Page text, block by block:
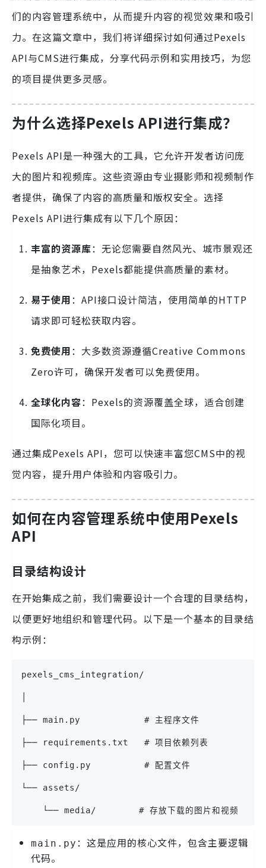
们的内容管理系统中，从而提升内容的视觉效果和吸引
力。在这篇文章中，我们将详细探讨如何通过Pexels
API与CMS进行集成，分享代码示例和实用技巧，为您
的项目提供更多灵感。
为什么选择Pexels API进行集成？
Pexels API是一种强大的工具，它允许开发者访问庞
大的图片和视频库。这些资源由专业摄影师和视频制作
者提供，确保了内容的高质量和版权安全。选择
Pexels API进行集成有以下几个原因：
丰富的资源库：无论您需要自然风光、城市景观还
是抽象艺术，Pexels都能提供高质量的素材。
易于使用：API接口设计简洁，使用简单的HTTP
请求即可轻松获取内容。
免费使用：大多数资源遵循Creative Commons
Zero许可，确保开发者可以免费使用。
全球化内容：Pexels的资源覆盖全球，适合创建
国际化项目。
通过集成Pexels API，您可以快速丰富您CMS中的视
觉内容，提升用户体验和内容吸引力。
如何在内容管理系统中使用Pexels
API
目录结构设计
在开始集成之前，我们需要设计一个合理的目录结构，
以便更好地组织和管理代码。以下是一个基本的目录结
构示例：
pexels_cms_integration/
├── main.py            # 主程序文件
├── requirements.txt   # 项目依赖列表
├── config.py          # 配置文件
└── assets/
    └── media/        # 存放下载的图片和视频
main.py ：这是应用的核心文件，包含主要逻辑
代码。